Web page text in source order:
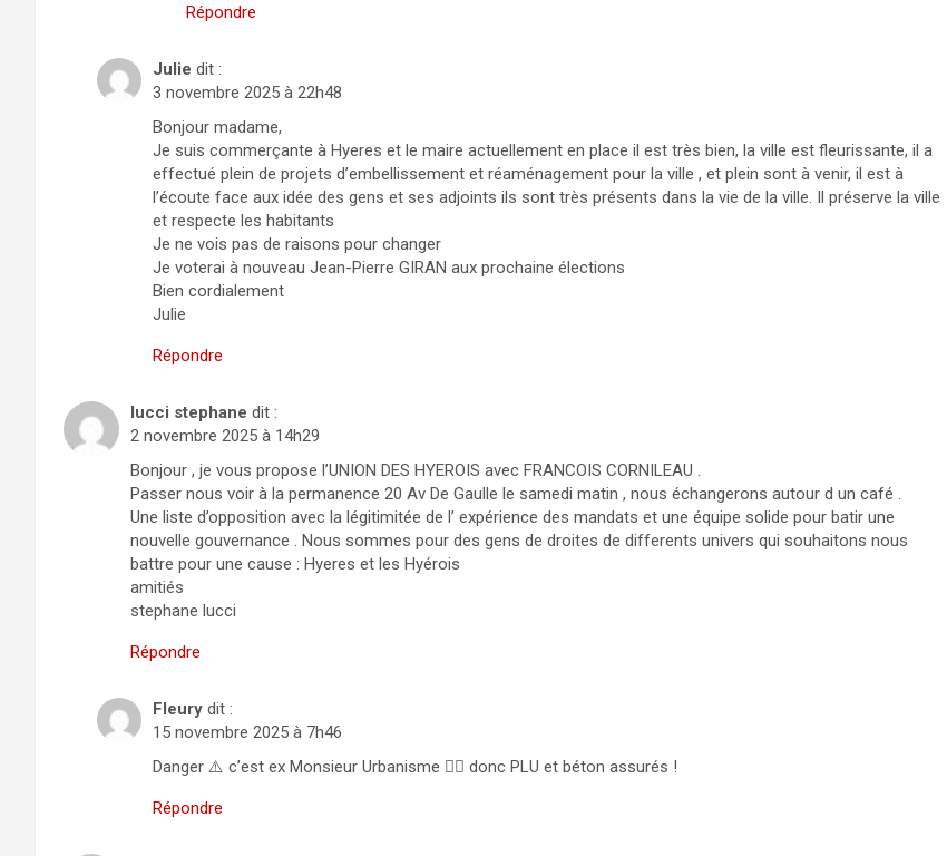
Répondre
Julie dit :
3 novembre 2025 à 22h48
Bonjour madame,
Je suis commerçante à Hyeres et le maire actuellement en place il est très bien, la ville est fleurissante, il a
effectué plein de projets d’embellissement et réaménagement pour la ville , et plein sont à venir, il est à
l’écoute face aux idée des gens et ses adjoints ils sont très présents dans la vie de la ville. Il préserve la ville
et respecte les habitants
Je ne vois pas de raisons pour changer
Je voterai à nouveau Jean-Pierre GIRAN aux prochaine élections
Bien cordialement
Julie
Répondre
lucci stephane dit :
2 novembre 2025 à 14h29
Bonjour , je vous propose l’UNION DES HYEROIS avec FRANCOIS CORNILEAU .
Passer nous voir à la permanence 20 Av De Gaulle le samedi matin , nous échangerons autour d un café .
Une liste d’opposition avec la légitimitée de l’ expérience des mandats et une équipe solide pour batir une
nouvelle gouvernance . Nous sommes pour des gens de droites de differents univers qui souhaitons nous
battre pour une cause : Hyeres et les Hyérois
amitiés
stephane lucci
Répondre
Fleury dit :
15 novembre 2025 à 7h46
Danger ⚠️ c’est ex Monsieur Urbanisme 🤦‍♂️ donc PLU et béton assurés !
Répondre